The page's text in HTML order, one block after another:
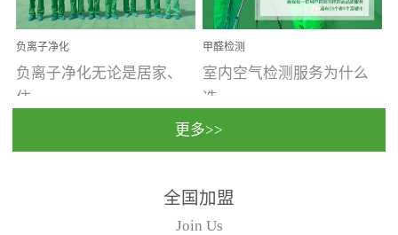
大量霉菌的...
些都是汽...
负离子净化
负离子净化无论是居家、
住...
动，人类长时间停留的室
内空间都有整体消毒的需
甲醛检测
室内空气检测服务为什么
选...
行国家规定的标准检测方
法，空气采样量准确，检
更多>>
全国加盟
Join Us